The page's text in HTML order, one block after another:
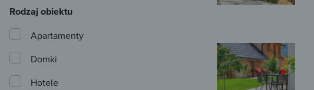
Rodzaj obiektu
Apartamenty
Domki
Hotele